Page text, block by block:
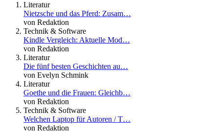
Literatur
Nietzsche und das Pferd: Zusam…
von Redaktion
Technik & Software
Kindle Vergleich: Aktuelle Mod…
von Redaktion
Literatur
Die fünf besten Geschichten au…
von Evelyn Schmink
Literatur
Goethe und die Frauen: Gleichb…
von Redaktion
Technik & Software
Welchen Laptop für Autoren / T…
von Redaktion